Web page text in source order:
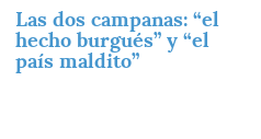
Las dos campanas: “el
hecho burgués” y “el
país maldito”